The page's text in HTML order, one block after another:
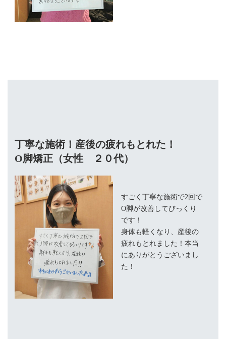
丁寧な施術！産後の疲れもとれた！
O脚矯正（女性 ２０代）
すごく丁寧な施術で2回で
O脚が改善してびっくり
です！
身体も軽くなり、産後の
疲れもとれました！本当
にありがとうございまし
た！